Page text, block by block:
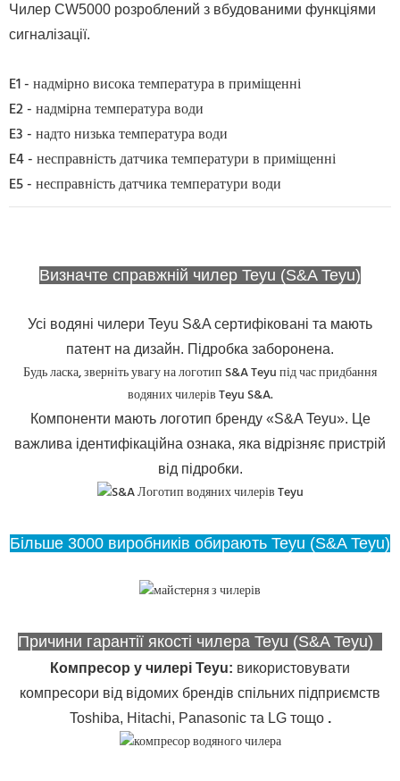
Чилер CW5000 розроблений з вбудованими функціями
сигналізації.
E1 - надмірно висока температура в приміщенні
E2 - надмірна температура води
E3 - надто низька температура води
E4 - несправність датчика температури в приміщенні
E5 - несправність датчика температури води
Визначте справжній чилер Teyu (S&A Teyu)
Усі водяні чилери Teyu S&A сертифіковані та мають
патент на дизайн. Підробка заборонена.
Будь ласка, зверніть увагу на логотип S&A Teyu під час придбання
водяних чилерів Teyu S&A.
Компоненти мають логотип бренду «S&A Teyu». Це
важлива ідентифікаційна ознака, яка відрізняє пристрій
від підробки.
Більше 3000 виробників обирають Teyu (S&A Teyu)
Причини гарантії якості чилера Teyu (S&A Teyu)
Компресор у чилері Teyu: використовувати
компресори від відомих брендів спільних підприємств
Toshiba, Hitachi, Panasonic та LG тощо .